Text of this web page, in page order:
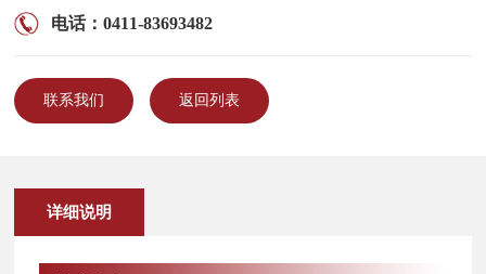
电话：0411-83693482
联系我们 返回列表
详细说明